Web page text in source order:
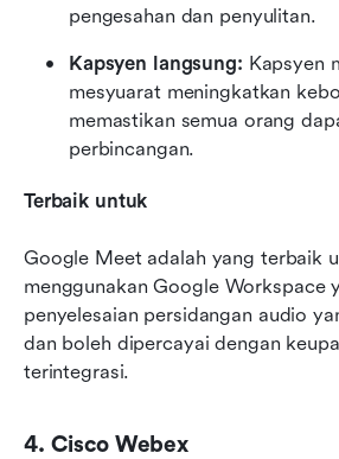
pengesahan dan penyulitan.
Kapsyen langsung: Kapsyen
mesyuarat meningkatkan
memastikan semua orang
perbincangan.
Terbaik untuk
Google Meet adalah yang terbaik
menggunakan Google Workspace
penyelesaian persidangan audio
dan boleh dipercayai dengan
terintegrasi.
4. Cisco Webex